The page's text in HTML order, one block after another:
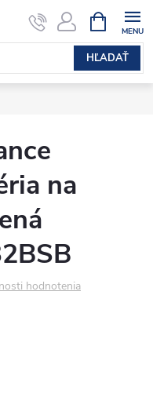
HĽADAŤ
KOŠÍK
na
hodnotenia